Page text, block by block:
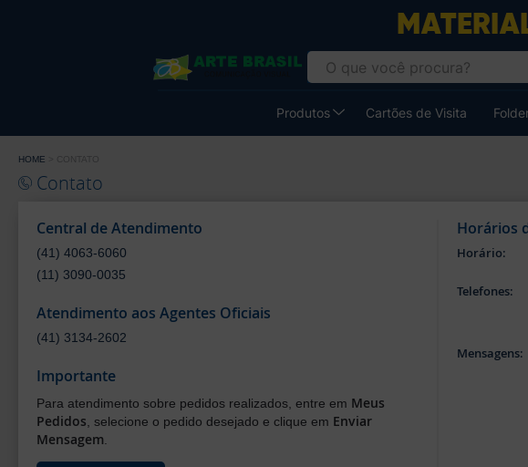
Gráfica
Atual
Cartão
Produtos Cartões de Visita
HOME CONTATO
Contato
Central de Atendimento
(41) 4063-6060
(11) 3090-0035
Atendimento aos Agentes Oficiais
(41) 3134-2602
Importante
Para atendimento sobre pedidos realizados, entre em Meus
Pedidos , selecione o pedido desejado e clique em Enviar
Mensagem
Horários
Horário:
Telefones:
Mensagens: